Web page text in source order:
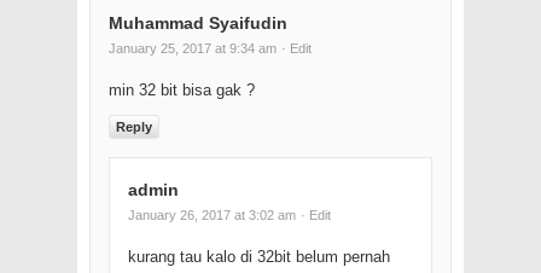
Muhammad Syaifudin
January 25, 2017 at 9:34 am · Edit
min 32 bit bisa gak ?
Reply
admin
January 26, 2017 at 3:02 am · Edit
kurang tau kalo di 32bit belum pernah